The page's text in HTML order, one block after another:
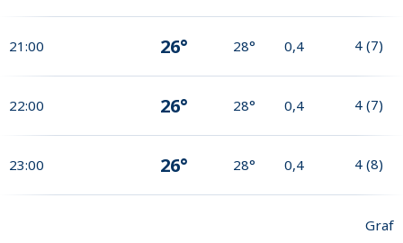
21:00 26° 28° 0,4 4 (7)
22:00 26° 28° 0,4 4 (7)
23:00 26° 28° 0,4 4 (8)
Graf